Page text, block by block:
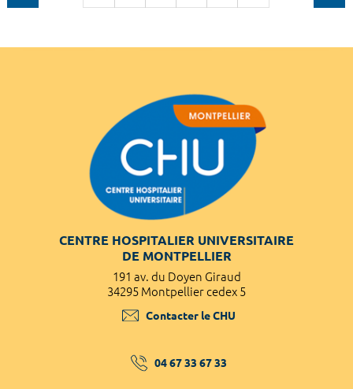
CENTRE HOSPITALIER UNIVERSITAIRE
DE MONTPELLIER
191 av. du Doyen Giraud
34295 Montpellier cedex 5
Contacter le CHU
04 67 33 67 33